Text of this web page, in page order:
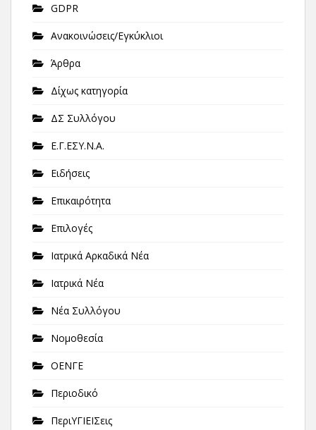
GDPR
Ανακοινώσεις/Εγκύκλιοι
Άρθρα
Δίχως κατηγορία
ΔΣ Συλλόγου
Ε.Γ.ΕΣΥ.Ν.Α.
Ειδήσεις
Επικαιρότητα
Επιλογές
Ιατρικά Αρκαδικά Νέα
Ιατρικά Νέα
Νέα Συλλόγου
Νομοθεσία
ΟΕΝΓΕ
Περιοδικό
ΠεριΥΓΙΕΙΣεις